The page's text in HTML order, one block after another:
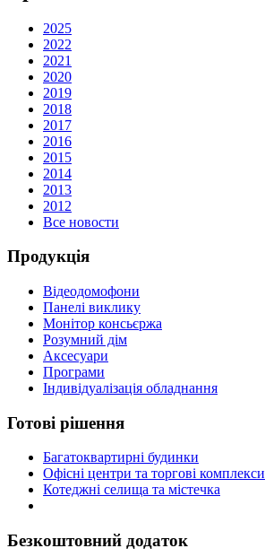
2025
2022
2021
2020
2019
2018
2017
2016
2015
2014
2013
2012
Все новости
Продукція
Відеодомофони
Панелі виклику
Монітор консьєржа
Розумний дім
Аксесуари
Програми
Індивідуалізація обладнання
Готові рішення
Багатоквартирні будинки
Офісні центри та торгові комплекси
Котеджні селища та містечка
Безкоштовний додаток